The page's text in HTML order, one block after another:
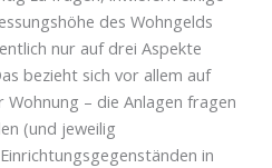
des Wohngelds
nur auf drei Aspekte
bezieht sich vor allem auf
Wohnung – die Anlagen fragen
(und jeweilig
in